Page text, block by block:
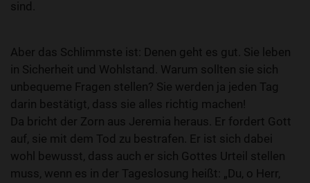
sind.
Aber das Schlimmste ist: Denen geht es gut. Sie leben
in Sicherheit und Wohlstand. Warum sollten sie sich
unbequeme Fragen stellen? Sie werden ja jeden Tag
darin bestätigt, dass sie alles richtig machen!
Da bricht der Zorn aus Jeremia heraus. Er fordert Gott
auf, sie mit dem Tod zu bestrafen. Er ist sich dabei
wohl bewusst, dass auch er sich Gottes Urteil stellen
muss, wenn es in der Tageslosung heißt: „Du, o Herr,